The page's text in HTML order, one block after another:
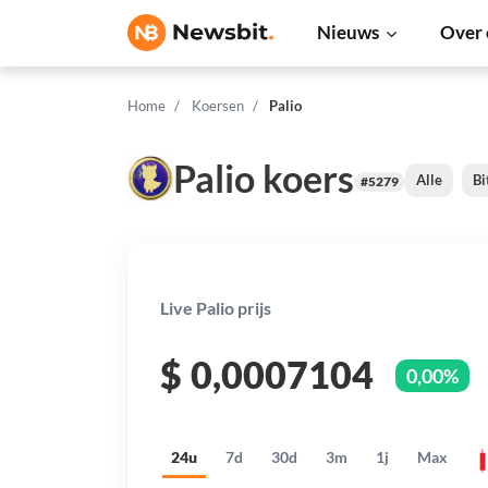
Nieuws Over
Home Koersen Palio
Palio koers #5279 Alle
Live Palio prijs
$ 0,0007104 0,00%
24u 7d 30d 3m 1j Max